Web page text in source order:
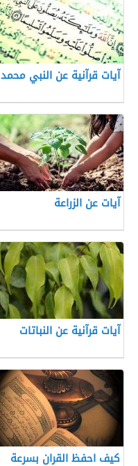
آيات قرآنية عن النبي محمد
آيات عن الزراعة
آيات قرآنية عن النباتات
كيف احفظ القران بسرعة